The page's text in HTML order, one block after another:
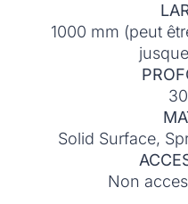
1000 mm (peut
Solid Surface,
Non